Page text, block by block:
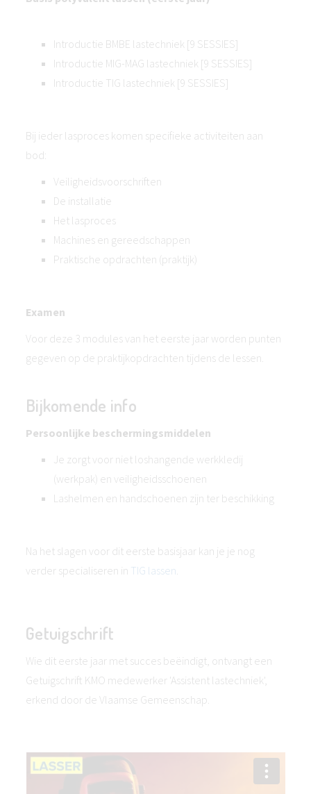
Introductie BMBE lastechniek [9 SESSIES]
Introductie MIG-MAG lastechniek [9 SESSIES]
Introductie TIG lastechniek [9 SESSIES]
Bij ieder lasproces komen specifieke activiteiten aan
bod:
Veiligheidsvoorschriften
De installatie
Het lasproces
Machines en gereedschappen
Praktische opdrachten (praktijk)
Examen
Voor deze 3 modules van het eerste jaar worden punten
gegeven op de praktijkopdrachten tijdens de lessen.
Bijkomende info
Persoonlijke beschermingsmiddelen
Je zorgt voor niet loshangende werkkledij
(werkpak) en veiligheidsschoenen
Lashelmen en handschoenen zijn ter beschikking
Na het slagen voor dit eerste basisjaar kan je je nog
verder specialiseren in TIG lassen.
Getuigschrift
Wie dit eerste jaar met succes beëindigt, ontvangt een
Getuigschrift KMO medewerker 'Assistent lastechniek',
erkend door de Vlaamse Gemeenschap.